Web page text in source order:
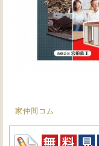
家仲間コム